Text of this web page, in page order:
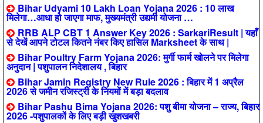
Bihar Udyami 10 Lakh Loan Yojana 2026 : 10 लाख
मिलेगा…आधा हो जाएगा माफ, मुख्यमंत्री उद्यमी योजना …
RRB ALP CBT 1 Answer Key 2026 : SarkariResult | यहाँ
से देखें आपने टोटल कितने नंबर किए हासिल Marksheet के साथ |
Bihar Poultry Farm Yojana 2026: मुर्गी फार्म खोलने पर मिलेगा
अनुदान | पशुपालन निदेशालय , बिहार
Bihar Jamin Registry New Rule 2026 : बिहार में 1 अप्रैल
2026 से जमीन रजिस्ट्री के नियमों में बड़ा बदलाव
Bihar Pashu Bima Yojana 2026: पशु बीमा योजना – राज्य, बिहार
2026 -पशुपालकों के लिए बड़ी खुशखबरी